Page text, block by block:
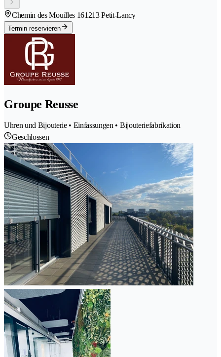
Chemin des Mouilles 161213 Petit-Lancy
Termin reservieren
Groupe Reusse
Uhren und Bijouterie • Einfassungen • Bijouteriefabrikation
Geschlossen